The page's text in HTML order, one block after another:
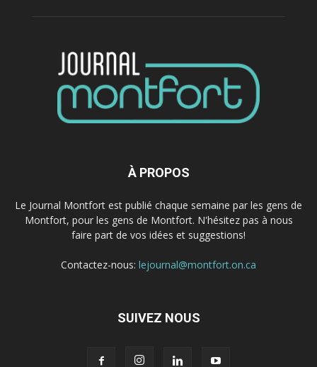
À PROPOS
Le Journal Montfort est publié chaque semaine par les gens de
Montfort, pour les gens de Montfort. N'hésitez pas à nous
faire part de vos idées et suggestions!
Contactez-nous: lejournal@montfort.on.ca
SUIVEZ NOUS